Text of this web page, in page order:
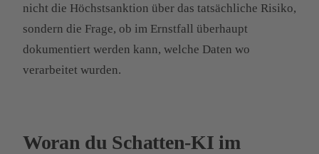
nicht die Höchstsanktion über das tatsächliche Risiko,
sondern die Frage, ob im Ernstfall überhaupt
dokumentiert werden kann, welche Daten wo
verarbeitet wurden.
Woran du Schatten-KI im